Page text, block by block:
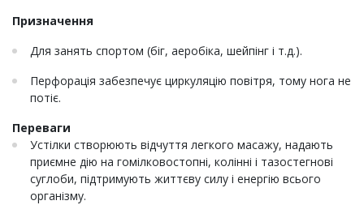
Призначення
Для занять спортом (біг, аеробіка, шейпінг і т.д.).
Перфорація забезпечує циркуляцію повітря, тому нога не
потіє.
Переваги
Устілки створюють відчуття легкого масажу, надають
приємне дію на гомілковостопні, колінні і тазостегнові
суглоби, підтримують життєву силу і енергію всього
організму.